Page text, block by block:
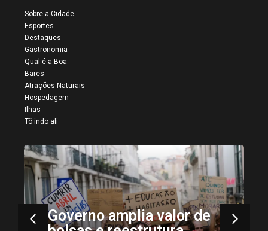
Sobre a Cidade
Esportes
Destaques
Gastronomia
Qual é a Boa
Bares
Atrações Naturais
Hospedagem
Ilhas
Tô indo ali
Governo amplia valor de